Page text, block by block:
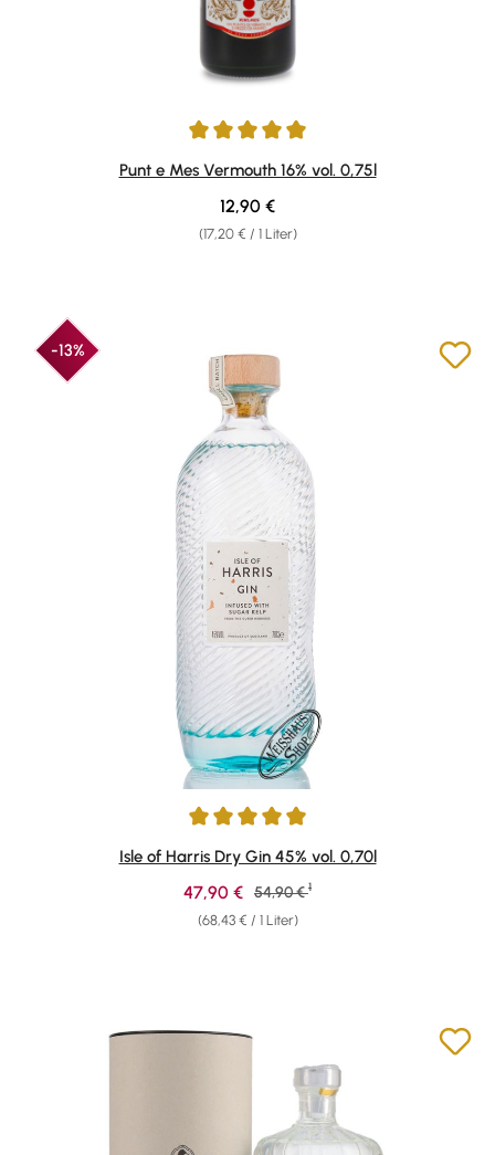
Durchschnittliche Bewertung von 4.9 von 5 Sternen
Punt e Mes Vermouth 16% vol. 0,75l
(17,20 € / 1 Liter)
Regulärer Preis:
12,90 €
-13%
Durchschnittliche Bewertung von 4.92 von 5 Sternen
Isle of Harris Dry Gin 45% vol. 0,70l
(68,43 € / 1 Liter)
Verkaufspreis:
47,90 € Regulärer Preis:
54,90 € 1